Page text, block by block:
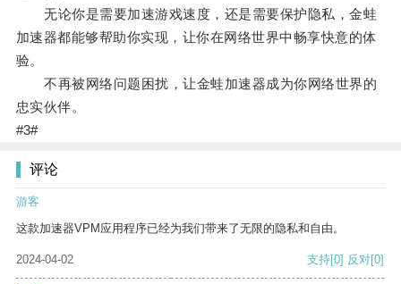
无论你是需要加速游戏速度，还是需要保护隐私，金蛙
加速器都能够帮助你实现，让你在网络世界中畅享快意的体
验。
不再被网络问题困扰，让金蛙加速器成为你网络世界的
忠实伙伴。
#3#
评论
游客
这款加速器VPM应用程序已经为我们带来了无限的隐私和自由。
2024-04-02 支持[0] 反对[0]